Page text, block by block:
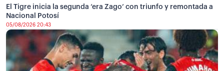
El Tigre inicia la segunda ‘era Zago’ con triunfo y remontada a
Nacional Potosí
05/08/2026 20:43